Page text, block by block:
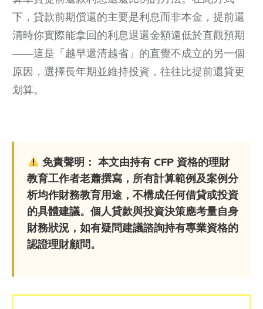
下，貸款前期償還的主要是利息而非本金，提前還
清時你實際能拿回的利息退還金額遠低於直觀預期
——這是「越早還清越省」的直覺不成立的另一個
原因，選擇長年期並維持投資，往往比提前還貸更
划算。
免責聲明： 本文由持有 CFP 資格的理財
教育工作者老蕭撰寫，所有計算範例及案例分
析均作財務教育用途，不構成任何借貸或投資
的具體建議。個人貸款與投資決策應考量自身
財務狀況，如有疑問建議諮詢持有專業資格的
認證理財顧問。